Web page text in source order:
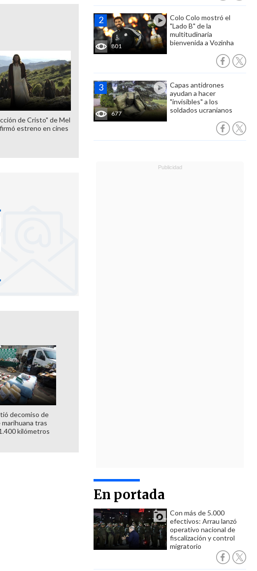
801
Colo Colo mostró el
"Lado B" de la
multitudinaria
bienvenida a Vozinha
677
Capas antidrones
ayudan a hacer
"invisibles" a los
soldados ucranianos
En portada
Con más de 5.000
efectivos: Arrau lanzó
operativo nacional de
fiscalización y control
migratorio
de Cristo" de Mel
estreno en cines
decomiso de
tras
kilómetros